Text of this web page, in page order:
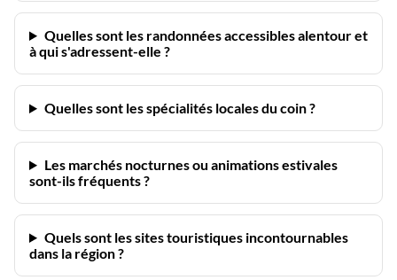
Quelles sont les randonnées accessibles alentour et
à qui s'adressent-elle ?
Quelles sont les spécialités locales du coin ?
Les marchés nocturnes ou animations estivales
sont-ils fréquents ?
Quels sont les sites touristiques incontournables
dans la région ?